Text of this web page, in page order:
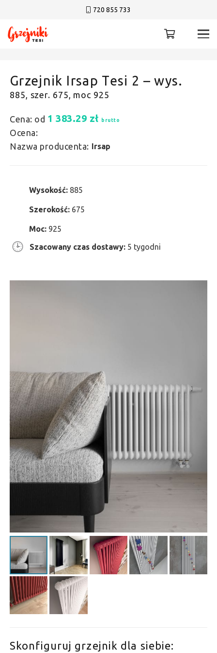
720 855 733
Grzejnik Irsap Tesi 2 – wys.
885, szer. 675, moc 925
Cena: od 1 383.29 zł brutto
Ocena:
Nazwa producenta: Irsap
Wysokość: 885
Szerokość: 675
Moc: 925
Szacowany czas dostawy: 5 tygodni
Skonfiguruj grzejnik dla siebie: